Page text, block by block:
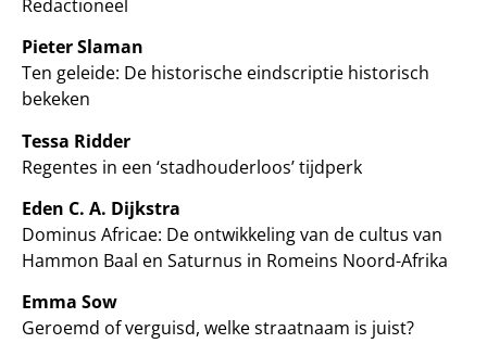
Redactioneel
Pieter Slaman
Ten geleide: De historische eindscriptie historisch
bekeken
Tessa Ridder
Regentes in een ‘stadhouderloos’ tijdperk
Eden C. A. Dijkstra
Dominus Africae: De ontwikkeling van de cultus van
Hammon Baal en Saturnus in Romeins Noord-Afrika
Emma Sow
Geroemd of verguisd, welke straatnaam is juist?